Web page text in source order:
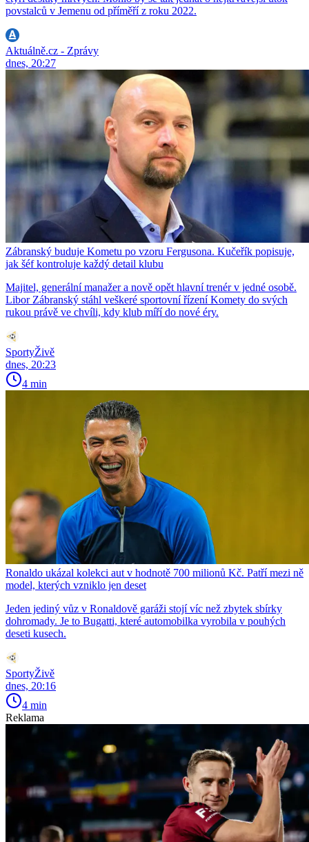
povstalců v Jemenu od příměří z roku 2022.
Aktuálně.cz - Zprávy
dnes, 20:27
Zábranský buduje Kometu po vzoru Fergusona. Kučeřík popisuje,
jak šéf kontroluje každý detail klubu
Majitel, generální manažer a nově opět hlavní trenér v jedné osobě.
Libor Zábranský stáhl veškeré sportovní řízení Komety do svých
rukou právě ve chvíli, kdy klub míří do nové éry.
SportyŽivě
dnes, 20:23
4 min
Ronaldo ukázal kolekci aut v hodnotě 700 milionů Kč. Patří mezi ně
model, kterých vzniklo jen deset
Jeden jediný vůz v Ronaldově garáži stojí víc než zbytek sbírky
dohromady. Je to Bugatti, které automobilka vyrobila v pouhých
deseti kusech.
SportyŽivě
dnes, 20:16
4 min
Reklama